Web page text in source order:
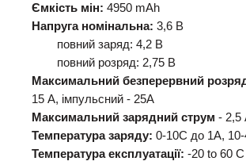
Ємкість мін: 4950 mAh
Напруга номінальна: 3,6 В
повний заряд: 4,2 В
повний розряд: 2,75 В
Максимальний безперервний
15 А, імпульсний - 25А
Максимальний зарядний струм - 2,5
Температура заряду: 0-10С до 1А,
Температура експлуатації: -20 to 60 C